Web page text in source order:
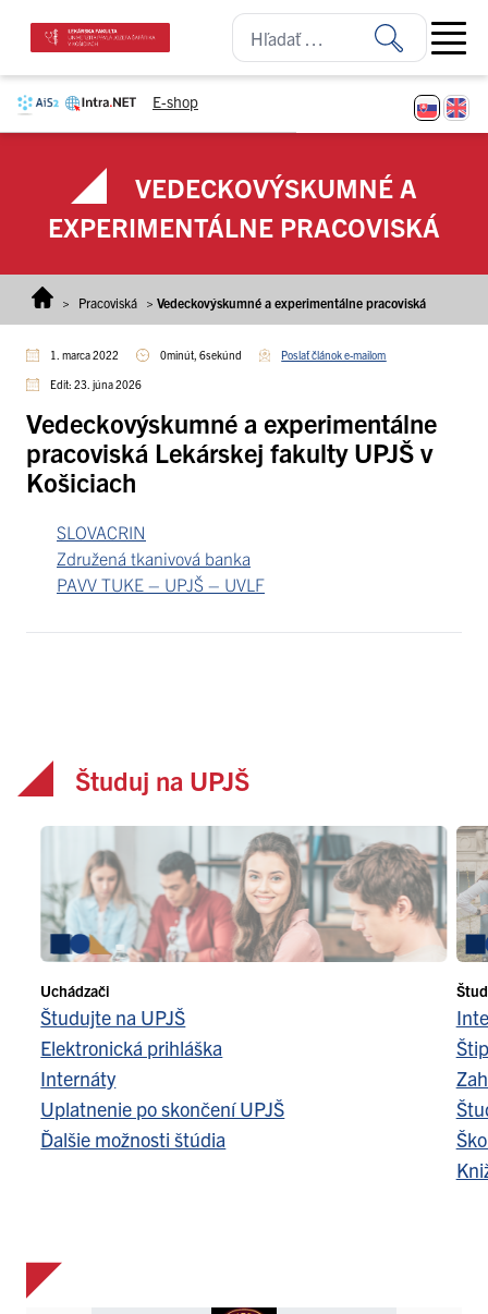
E-shop
Open
VEDECKOVÝSKUMNÉ A
EXPERIMENTÁLNE PRACOVISKÁ
> Pracoviská > Vedeckovýskumné a experimentálne pracoviská
1. marca 2022 0minút, 6sekúnd Poslať článok e-mailom
Edit: 23. júna 2026
Vedeckovýskumné a experimentálne
pracoviská Lekárskej fakulty UPJŠ v
Košiciach
SLOVACRIN
Združená tkanivová banka
PAVV TUKE – UPJŠ – UVLF
Študuj na UPJŠ
Uchádzači
Študujte na UPJŠ
Elektronická prihláška
Internáty
Uplatnenie po skončení UPJŠ
Ďalšie možnosti štúdia